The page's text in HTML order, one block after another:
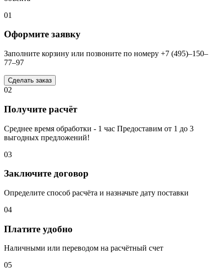
01
Оформите заявку
Заполните корзину или позвоните по номеру +7 (495)–150–
77–97
Сделать заказ
02
Получите расчёт
Среднее время обработки - 1 час Предоставим от 1 до 3
выгодных предложений!
03
Заключите договор
Определите способ расчёта и назначьте дату поставки
04
Платите удобно
Наличными или переводом на расчётный счет
05